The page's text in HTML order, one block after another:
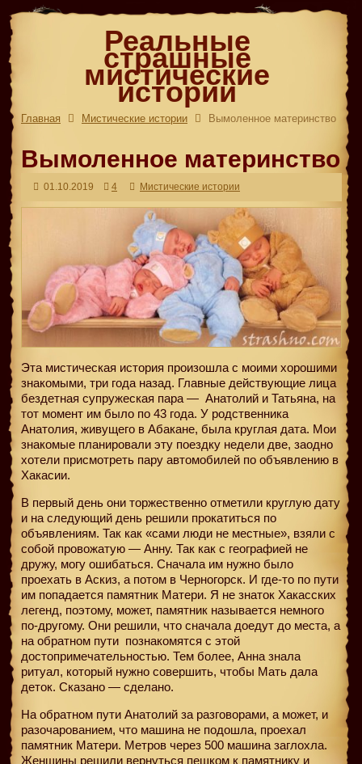
Реальные
страшные
мистические
истории
Главная Мистические истории Вымоленное материнство
Вымоленное материнство
01.10.2019 4 Мистические истории
Эта мистическая история произошла с моими хорошими
знакомыми, три года назад. Главные действующие лица
бездетная супружеская пара — Анатолий и Татьяна, на
тот момент им было по 43 года. У родственника
Анатолия, живущего в Абакане, была круглая дата. Мои
знакомые планировали эту поездку недели две, заодно
хотели присмотреть пару автомобилей по объявлению в
Хакасии.
В первый день они торжественно отметили круглую дату
и на следующий день решили прокатиться по
объявлениям. Так как «сами люди не местные», взяли с
собой провожатую — Анну. Так как с географией не
дружу, могу ошибаться. Сначала им нужно было
проехать в Аскиз, а потом в Черногорск. И где-то по пути
им попадается памятник Матери. Я не знаток Хакасских
легенд, поэтому, может, памятник называется немного
по-другому. Они решили, что сначала доедут до места, а
на обратном пути познакомятся с этой
достопримечательностью. Тем более, Анна знала
ритуал, который нужно совершить, чтобы Мать дала
деток. Сказано — сделано.
На обратном пути Анатолий за разговорами, а может, и
разочарованием, что машина не подошла, проехал
памятник Матери. Метров через 500 машина заглохла.
Женщины решили вернуться пешком к памятнику и